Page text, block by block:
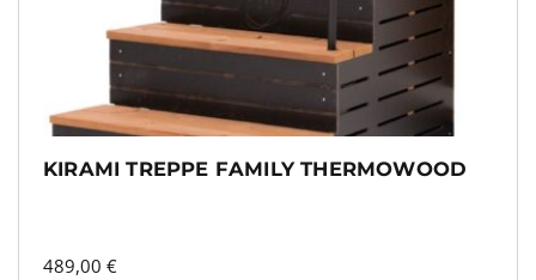
KIRAMI TREPPE FAMILY THERMOWOOD
489,00 €